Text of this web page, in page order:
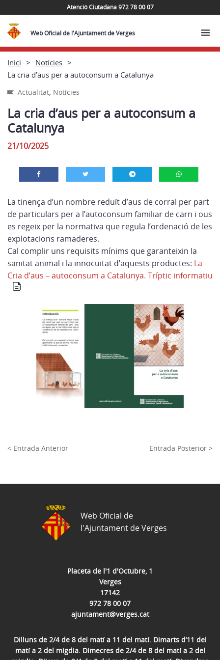
Atenció Ciutadana 972 78 00 07
Web Oficial de l'Ajuntament de Verges
Inici
Notícies
La cria d’aus per a autoconsum a Catalunya
Actualitat, Notícies
La cria d’aus per a autoconsum a
Catalunya
21/10/2025
La tinença d’un nombre reduït d’aus de corral per part
de particulars per a l’autoconsum familiar de carn i ous
es regeix per la normativa que regula l’ordenació de les
explotacions ramaderes.
Cal complir uns requisits mínims que garanteixin la
sanitat animal i la innocuïtat d’aquests productes: La
Cria d’aus – autoconsum a Catalunya. Tríptic informatiu
< Entrada Anterior Entrada Posterior >
Placeta de l'1 d'Octubre, 1
Verges
17142
972 78 00 07
ajuntament@verges.cat
Dilluns de 2/4 de 8 del matí a 11 del matí. Dimarts d’11 del
matí a 2 del migdia. Dimecres de 2/4 de 8 del matí a 2 del
Web Oficial de
l'Ajuntament de Verges